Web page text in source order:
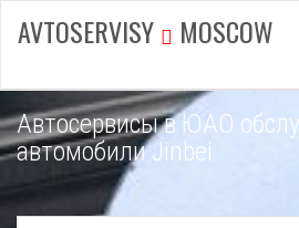
AVTOSERVISY MOSCOW
Автосервисы в ЮАО
автомобили Jinbei